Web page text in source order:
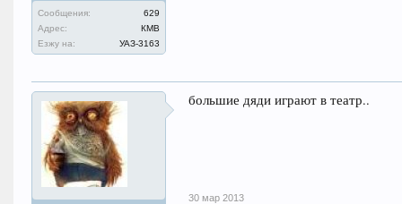
Сообщения:
629
Адрес:
КМВ
Езжу на:
УАЗ-3163
большие дяди играют в театр..
30 мар 2013